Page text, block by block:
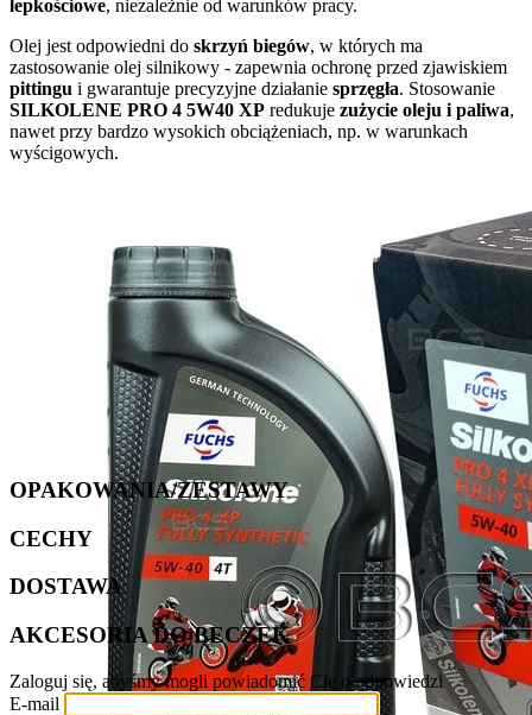
lepkościowe, niezależnie od warunków pracy.
Olej jest odpowiedni do skrzyń biegów, w których ma
zastosowanie olej silnikowy - zapewnia ochronę przed zjawiskiem
pittingu i gwarantuje precyzyjne działanie sprzęgła. Stosowanie
SILKOLENE PRO 4 5W40 XP redukuje zużycie oleju i paliwa,
nawet przy bardzo wysokich obciążeniach, np. w warunkach
wyścigowych.
OPAKOWANIA/ZESTAWY
CECHY
DOSTAWA
AKCESORIA DO BECZEK
Zaloguj się, abyśmy mogli powiadomić Cię o odpowiedzi
E-mail